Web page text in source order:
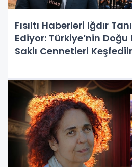
Fısıltı Haberleri Iğdır
Ediyor: Türkiye’nin Doğu
Saklı Cennetleri